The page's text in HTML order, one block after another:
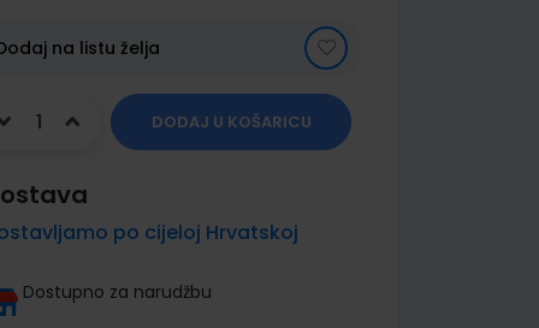
na listu želja
DODAJ U KOŠARICU
po cijeloj Hrvatskoj
Dostupno za narudžbu